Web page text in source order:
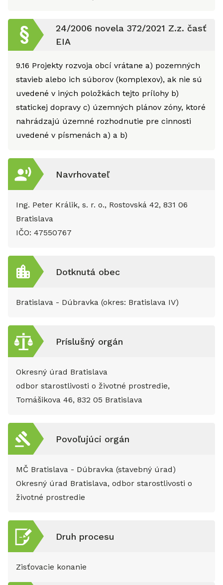
24/2006 novela 372/2021 Z.z. časť
EIA
9.16 Projekty rozvoja obcí vrátane a) pozemných
stavieb alebo ich súborov (komplexov), ak nie sú
uvedené v iných položkách tejto prílohy b)
statickej dopravy c) územných plánov zóny, ktoré
nahrádzajú územné rozhodnutie pre cinnosti
uvedené v písmenách a) a b)
Navrhovateľ
Ing. Peter Králik, s. r. o., Rostovská 42, 831 06
Bratislava
IČO: 47550767
Dotknutá obec
Bratislava - Dúbravka (okres: Bratislava IV)
Príslušný orgán
Okresný úrad Bratislava
odbor starostlivosti o životné prostredie,
Tomášikova 46, 832 05 Bratislava
Povoľujúci orgán
MČ Bratislava - Dúbravka (stavebný úrad)
Okresný úrad Bratislava, odbor starostlivosti o
životné prostredie
Druh procesu
Zisťovacie konanie